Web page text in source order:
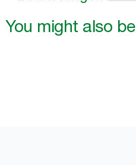
You might also